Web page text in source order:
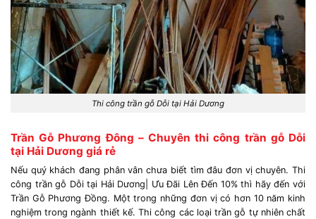
Thi công trần gỗ Dỗi tại Hải Dương
Trần Gỗ Phương Đông – Chuyên thi công trần gỗ Dỗi
tại Hải Dương giá rẻ
Nếu quý khách đang phân vân chưa biết tìm đâu đơn vị chuyên. Thi
công trần gỗ Dỗi tại Hải Dương| Ưu Đãi Lên Đến 10% thì hãy đến với
Trần Gỗ Phương Đồng. Một trong những đơn vị có hơn 10 năm kinh
nghiệm trong ngành thiết kế. Thi công các loại trần gỗ tự nhiên chất